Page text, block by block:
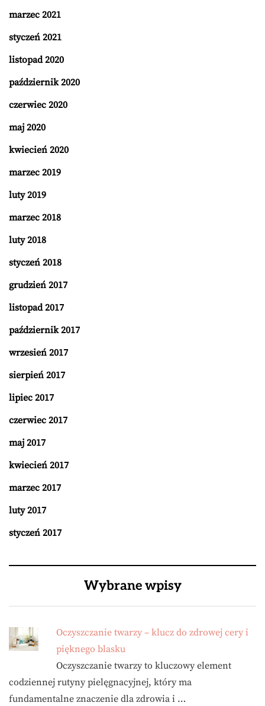
marzec 2021
styczeń 2021
listopad 2020
październik 2020
czerwiec 2020
maj 2020
kwiecień 2020
marzec 2019
luty 2019
marzec 2018
luty 2018
styczeń 2018
grudzień 2017
listopad 2017
październik 2017
wrzesień 2017
sierpień 2017
lipiec 2017
czerwiec 2017
maj 2017
kwiecień 2017
marzec 2017
luty 2017
styczeń 2017
Wybrane wpisy
Oczyszczanie twarzy – klucz do zdrowej cery i
pięknego blasku
Oczyszczanie twarzy to kluczowy element
codziennej rutyny pielęgnacyjnej, który ma
fundamentalne znaczenie dla zdrowia i …